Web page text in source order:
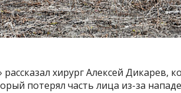
хирург Алексей Дикарев,
потерял часть лица из-за